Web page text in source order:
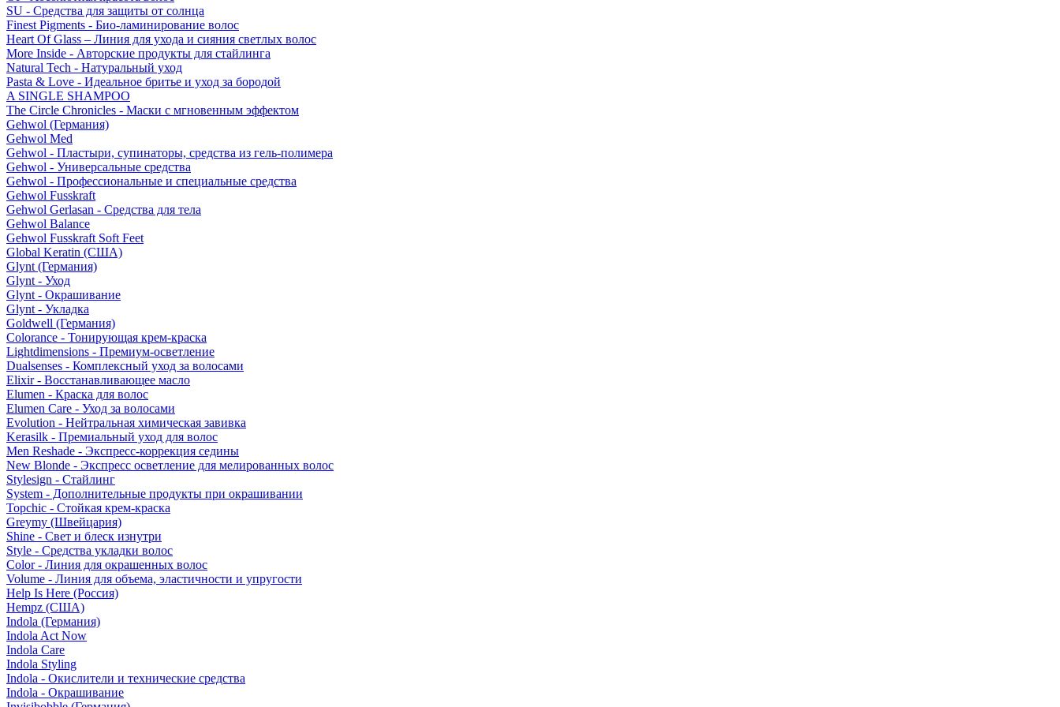
SU - Средства для защиты от солнца
Finest Pigments - Био-ламинирование волос
Heart Of Glass – Линия для ухода и сияния светлых волос
More Inside - Авторские продукты для стайлинга
Natural Tech - Натуральный уход
Pasta & Love - Идеальное бритье и уход за бородой
A SINGLE SHAMPOO
The Circle Chronicles - Маски с мгновенным эффектом
Gehwol (Германия)
Gehwol Med
Gehwol - Пластыри, супинаторы, средства из гель-полимера
Gehwol - Универсальные средства
Gehwol - Профессиональные и специальные средства
Gehwol Fusskraft
Gehwol Gerlasan - Средства для тела
Gehwol Balance
Gehwol Fusskraft Soft Feet
Global Keratin (США)
Glynt (Германия)
Glynt - Уход
Glynt - Окрашивание
Glynt - Укладка
Goldwell (Германия)
Colorance - Тонирующая крем-краска
Lightdimensions - Премиум-осветление
Dualsenses - Комплексный уход за волосами
Elixir - Восстанавливающее масло
Elumen - Краска для волос
Elumen Care - Уход за волосами
Evolution - Нейтральная химическая завивка
Kerasilk - Премиальный уход для волос
Men Reshade - Экспресс-коррекция седины
New Blonde - Экспресс осветление для мелированных волос
Stylesign - Стайлинг
System - Дополнительные продукты при окрашивании
Topchic - Стойкая крем-краска
Greymy (Швейцария)
Shine - Свет и блеск изнутри
Style - Средства укладки волос
Color - Линия для окрашенных волос
Volume - Линия для объема, эластичности и упругости
Help Is Here (Россия)
Hempz (США)
Indola (Германия)
Indola Act Now
Indola Care
Indola Styling
Indola - Окислители и технические средства
Indola - Окрашивание